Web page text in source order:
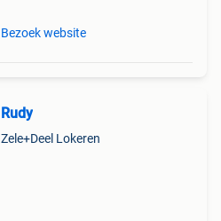
Bezoek website
Rudy
Zele+Deel Lokeren